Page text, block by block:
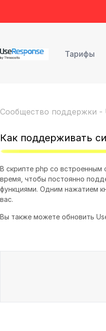
Тарифы
Сообщество поддержки -
Как поддерживать
В скрипте php со встроенным
время, чтобы постоянно
функциями. Одним нажатием
вас.
Вы также можете обновить